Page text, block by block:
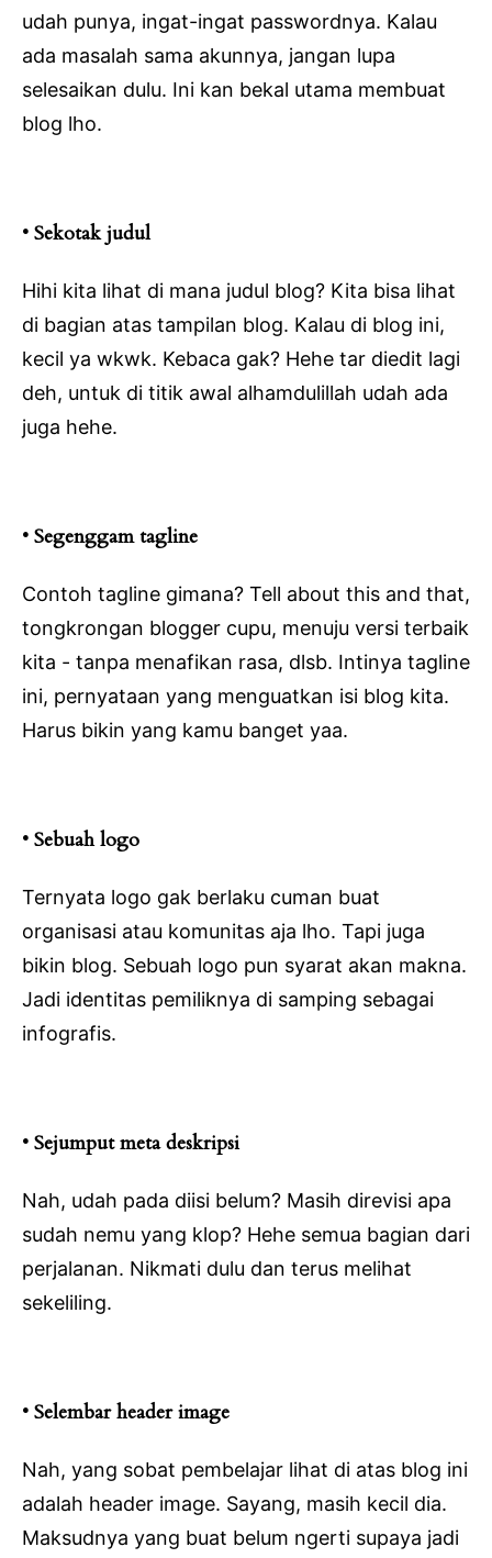
udah punya, ingat-ingat passwordnya. Kalau
ada masalah sama akunnya, jangan lupa
selesaikan dulu. Ini kan bekal utama membuat
blog lho.
• Sekotak judul
Hihi kita lihat di mana judul blog? Kita bisa lihat
di bagian atas tampilan blog. Kalau di blog ini,
kecil ya wkwk. Kebaca gak? Hehe tar diedit lagi
deh, untuk di titik awal alhamdulillah udah ada
juga hehe.
• Segenggam tagline
Contoh tagline gimana? Tell about this and that,
tongkrongan blogger cupu, menuju versi terbaik
kita - tanpa menafikan rasa, dlsb. Intinya tagline
ini, pernyataan yang menguatkan isi blog kita.
Harus bikin yang kamu banget yaa.
• Sebuah logo
Ternyata logo gak berlaku cuman buat
organisasi atau komunitas aja lho. Tapi juga
bikin blog. Sebuah logo pun syarat akan makna.
Jadi identitas pemiliknya di samping sebagai
infografis.
• Sejumput meta deskripsi
Nah, udah pada diisi belum? Masih direvisi apa
sudah nemu yang klop? Hehe semua bagian dari
perjalanan. Nikmati dulu dan terus melihat
sekeliling.
• Selembar header image
Nah, yang sobat pembelajar lihat di atas blog ini
adalah header image. Sayang, masih kecil dia.
Maksudnya yang buat belum ngerti supaya jadi